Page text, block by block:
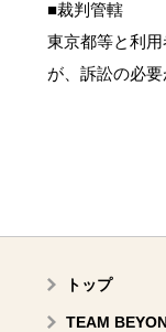
■裁判管轄
東京都等と利
が、訴訟の必
トップ
TEAM